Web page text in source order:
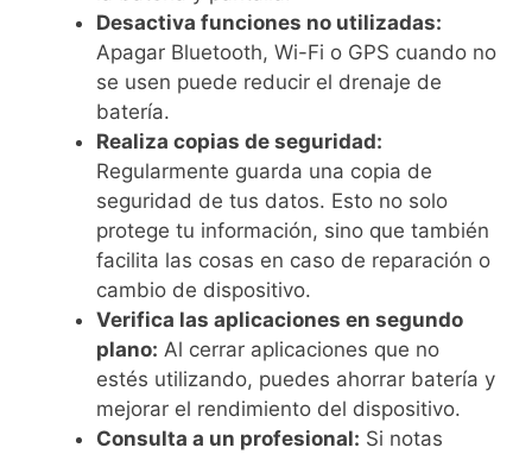
Desactiva funciones no utilizadas:
Apagar Bluetooth, Wi-Fi o GPS cuando no
se usen puede reducir el drenaje de
batería.
Realiza copias de seguridad:
Regularmente guarda una copia de
seguridad de tus datos. Esto no solo
protege tu información, sino que también
facilita las cosas en caso de reparación o
cambio de dispositivo.
Verifica las aplicaciones en segundo
plano: Al cerrar aplicaciones que no
estés utilizando, puedes ahorrar batería y
mejorar el rendimiento del dispositivo.
Consulta a un profesional: Si notas